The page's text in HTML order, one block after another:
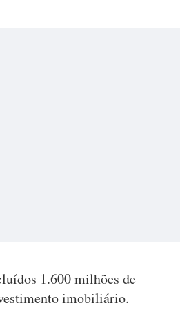
1.600 milhões de
imobiliário.